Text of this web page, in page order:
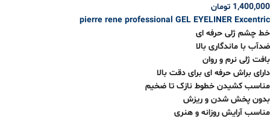
1,400,000 تومان
pierre rene professional GEL EYELINER Excentric
خط چشم ژلی حرفه ای
ضدآب با ماندگاری بالا
بافت ژلی نرم و روان
دارای براش حرفه ای برای دقت بالا
مناسب کشیدن خطوط نازک تا ضخیم
بدون پخش شدن و ریزش
مناسب آرایش روزانه و هنری